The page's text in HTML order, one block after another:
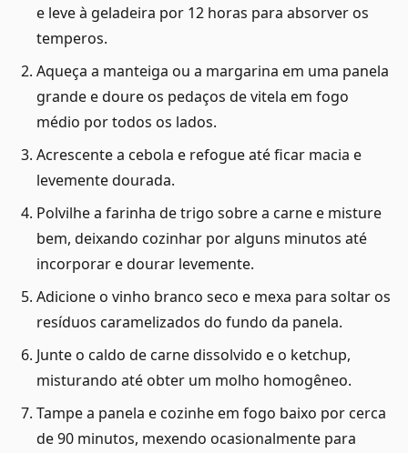
e leve à geladeira por 12 horas para absorver os
temperos.
Aqueça a manteiga ou a margarina em uma panela
grande e doure os pedaços de vitela em fogo
médio por todos os lados.
Acrescente a cebola e refogue até ficar macia e
levemente dourada.
Polvilhe a farinha de trigo sobre a carne e misture
bem, deixando cozinhar por alguns minutos até
incorporar e dourar levemente.
Adicione o vinho branco seco e mexa para soltar os
resíduos caramelizados do fundo da panela.
Junte o caldo de carne dissolvido e o ketchup,
misturando até obter um molho homogêneo.
Tampe a panela e cozinhe em fogo baixo por cerca
de 90 minutos, mexendo ocasionalmente para